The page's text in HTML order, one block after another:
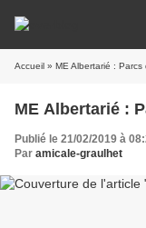
Accueil » ME Albertarié :
ME Albertarié :
Publié le 21/02/2019 à
Par amicale-graulhet